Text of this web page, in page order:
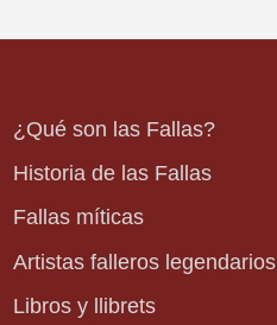
¿Qué son las Fallas?
Historia de las Fallas
Fallas míticas
Artistas falleros legendarios
Libros y llibrets